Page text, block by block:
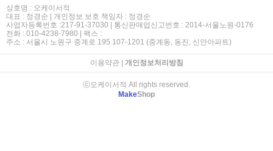
상호명 : 오케이서적
대표 : 정경순 | 개인정보 보호 책임자 : 정경순
사업자등록번호 :217-91-37030 | 통신판매업신고번호 : 2014-서울노원-0176
전화 : 010-4238-7980 | 팩스 :
주소 : 서울시 노원구 중계로 195 107-1201 (중계동, 동진, 신안아파트)
이용약관| 개인정보처리방침
ⓒ오케이서적 All rights reserved.
MakeShop